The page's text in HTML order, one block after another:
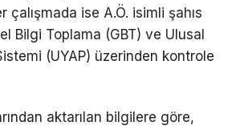
ise A.Ö. isimli şahıs
Bilgi Toplama (GBT) ve Ulusal
(UYAP) üzerinden kontrole
aktarılan bilgilere göre,